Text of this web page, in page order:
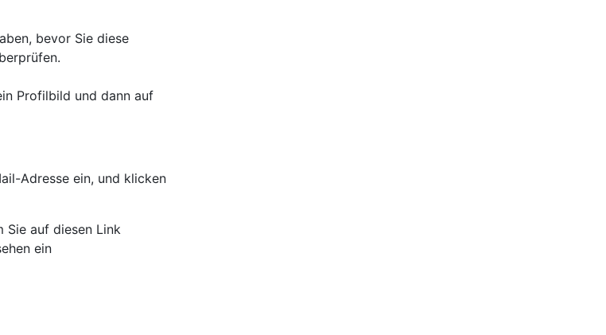
bevor Sie diese
Profilbild und dann auf
Adresse ein, und klicken
Sie auf diesen Link
ein